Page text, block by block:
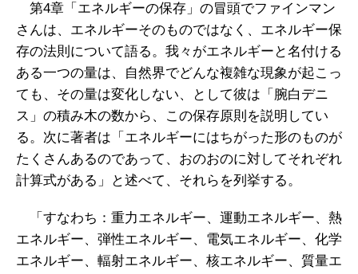
第4章「エネルギーの保存」の冒頭でファインマン
さんは、エネルギーそのものではなく、エネルギー保
存の法則について語る。我々がエネルギーと名付ける
ある一つの量は、自然界でどんな複雑な現象が起こっ
ても、その量は変化しない、として彼は「腕白デニ
ス」の積み木の数から、この保存原則を説明してい
る。次に著者は「エネルギーにはちがった形のものが
たくさんあるのであって、おのおのに対してそれぞれ
計算式がある」と述べて、それらを列挙する。
「すなわち：重力エネルギー、運動エネルギー、熱
エネルギー、弾性エネルギー、電気エネルギー、化学
エネルギー、輻射エネルギー、核エネルギー、質量エ